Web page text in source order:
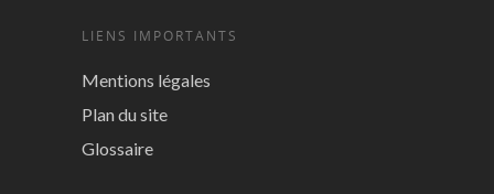
LIENS IMPORTANTS
Mentions légales
Plan du site
Glossaire